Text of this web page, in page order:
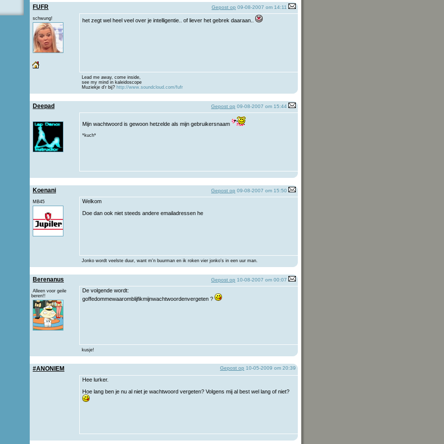
FUFR Gepost op 09-08-2007 om 14:11
schwung! het zegt wel heel veel over je intelligentie.. of liever het gebrek daaraan..
Lead me away, come inside,
see my mind in kaleidoscope
Muziekje d'r bij? http://www.soundcloud.com/fufr
Deepad Gepost op 09-08-2007 om 15:44
Mijn wachtwoord is gewoon hetzelde als mijn gebruikersnaam
*kuch*
Koenani Gepost op 09-08-2007 om 15:50
MB45
Welkom
Doe dan ook niet steeds andere emailadressen he
Jonko wordt veelste duur, want m'n buurman en ik roken vier jonko's in een uur man.
Berenanus Gepost op 10-08-2007 om 00:07
Alleen voor geile
beren!!
De volgende wordt:
goffedommewaaromblijfikmijnwachtwoordenvergeten ?
kusje!
#ANONIEM Gepost op 10-05-2009 om 20:39
Hee lurker.
Hoe lang ben je nu al niet je wachtwoord vergeten? Volgens mij al best wel lang of niet?